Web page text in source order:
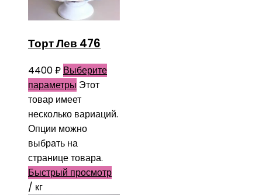
Торт Лев 476
4400₽ Выберите
параметры Этот
товар имеет
несколько вариаций.
Опции можно
выбрать на
странице товара.
Быстрый просмотр
/ кг